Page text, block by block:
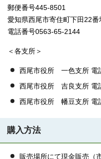
郵便番号445-8501
愛知県西尾市寄住町下田22
電話番号0563-65-2144
＜各支所＞
西尾市役所 一色支所 電
西尾市役所 吉良支所 電
西尾市役所 幡豆支所 電
購入方法
販売場所にて現金販売（